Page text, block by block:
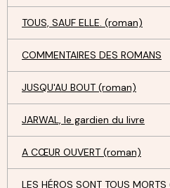
TOUS, SAUF ELLE. (roman)
COMMENTAIRES DES ROMANS
JUSQU'AU BOUT (roman)
JARWAL, le gardien du livre
A CŒUR OUVERT (roman)
LES HÉROS SONT TOUS